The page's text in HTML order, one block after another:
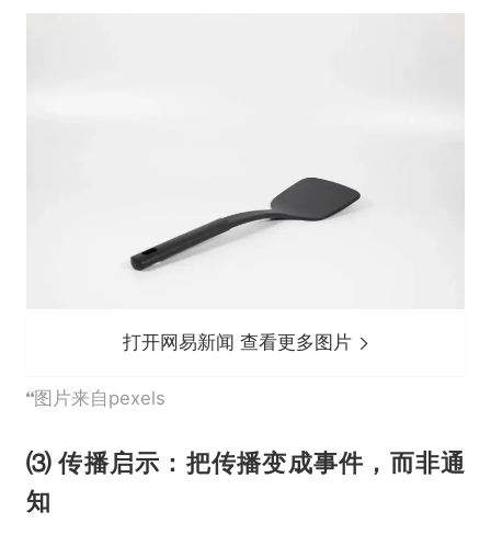
打开网易新闻 查看更多图片
图片来自pexels
⑶ 传播启示：把传播变成事件，而非通
知